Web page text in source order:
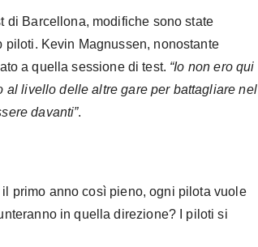
di Barcellona, modifiche sono state
Kevin Magnussen, nonostante
a quella sessione di test. “Io non ero qui
al livello delle altre gare per battagliare nel
davanti”.
il primo anno così pieno, ogni pilota vuole
in quella direzione? I piloti si